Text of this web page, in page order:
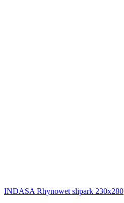
INDASA Rhynowet slipark 230x280